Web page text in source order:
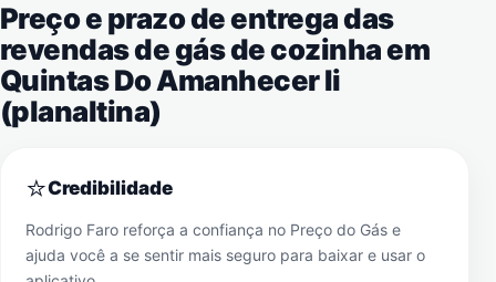
Preço e prazo de entrega das
revendas de gás de cozinha em
Quintas Do Amanhecer Ii
(planaltina)
⭐Credibilidade
Rodrigo Faro reforça a confiança no Preço do Gás e
ajuda você a se sentir mais seguro para baixar e usar o